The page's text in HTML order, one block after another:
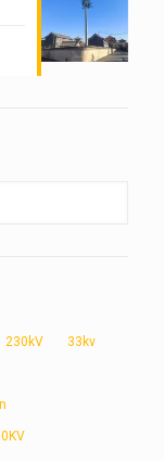
230kV 33kv